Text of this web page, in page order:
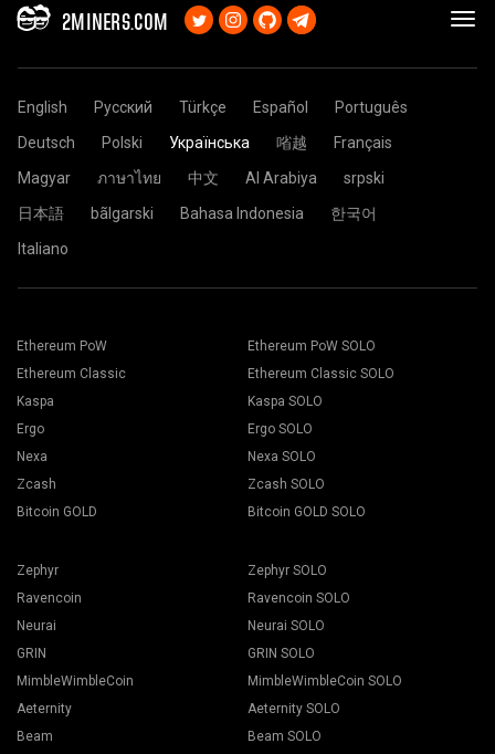
2MINERS.COM
English Русский Türkçe Español
Português
Deutsch
Polski Українська 㗂越
Français
Magyar
ภาษาไทย 中文 Al Arabiya
srpski
日本語
bãlgarski Bahasa Indonesia
한국어
Italiano
Ethereum PoW
Ethereum Classic
Kaspa
Ergo
Nexa
Zcash
Bitcoin GOLD
Ethereum PoW SOLO
Ethereum Classic SOLO
Kaspa SOLO
Ergo SOLO
Nexa SOLO
Zcash SOLO
Bitcoin GOLD SOLO
Zephyr
Ravencoin
Neurai
GRIN
MimbleWimbleCoin
Aeternity
Beam
Zephyr SOLO
Ravencoin SOLO
Neurai SOLO
GRIN SOLO
MimbleWimbleCoin SOLO
Aeternity SOLO
Beam SOLO